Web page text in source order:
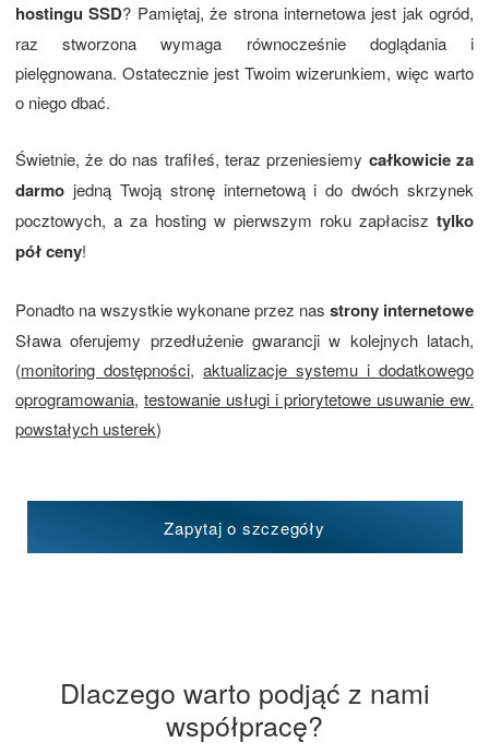
hostingu SSD? Pamiętaj, że strona internetowa jest jak ogród,
raz stworzona wymaga równocześnie doglądania i
pielęgnowana. Ostatecznie jest Twoim wizerunkiem, więc warto
o niego dbać.
Świetnie, że do nas trafiłeś, teraz przeniesiemy całkowicie za
darmo jedną Twoją stronę internetową i do dwóch skrzynek
pocztowych, a za hosting w pierwszym roku zapłacisz tylko
pół ceny!
Ponadto na wszystkie wykonane przez nas strony internetowe
Sława oferujemy przedłużenie gwarancji w kolejnych latach,
(monitoring dostępności, aktualizacje systemu i dodatkowego
oprogramowania, testowanie usługi i priorytetowe usuwanie ew.
powstałych usterek)
Zapytaj o szczegóły
Dlaczego warto podjąć z nami
współpracę?